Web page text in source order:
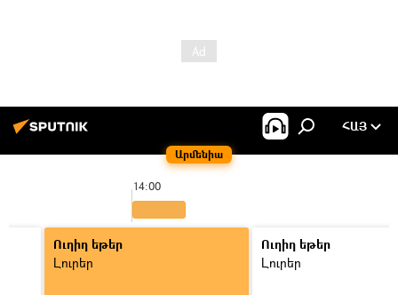
Արմենիա
ՀԱՅ
14:00
Ուղիղ եթեր
Լուրեր
Ուղիղ եթեր
Լուրեր